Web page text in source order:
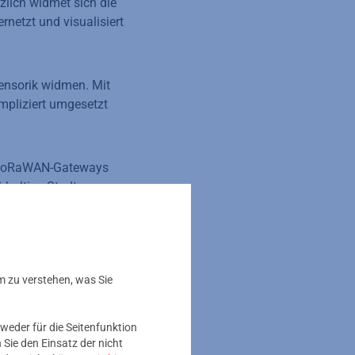
zu verstehen, was Sie
für die Seitenfunktion
den Einsatz der nicht
und visualisiert
widmen. Mit
umgesetzt
Gateways
Stadt von
Infrastruktur
sowie bis zu
Systems inklusive
Wege